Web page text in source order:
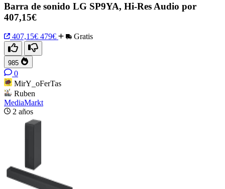
Barra de sonido LG SP9YA, Hi-Res Audio por
407,15€
407,15€ 479€ Gratis
985
0
MirY_oFerTas
Ruben
MediaMarkt
2 años